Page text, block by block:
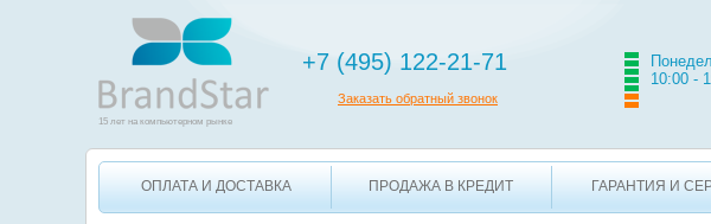
15 лет на компьютерном рынке
+7 (495) 122-21-71
Заказать обратный звонок
10:00 -
ОПЛАТА И ДОСТАВКА ПРОДАЖА В КРЕДИТ ГАРАНТИЯ И